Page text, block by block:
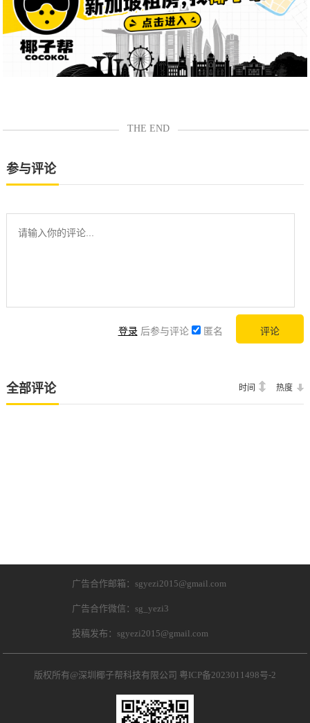
THE END
参与评论
登录 后参与评论 匿名
全部评论 时间 热度
广告合作邮箱：sgyezi2015@gmail.com
广告合作微信：sg_yezi3
投稿发布：sgyezi2015@gmail.com
版权所有@深圳椰子帮科技有限公司 粤ICP备2023011498号-2